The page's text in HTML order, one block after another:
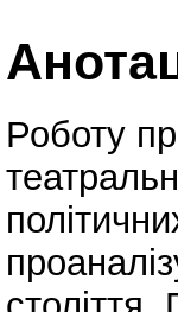
Роботу